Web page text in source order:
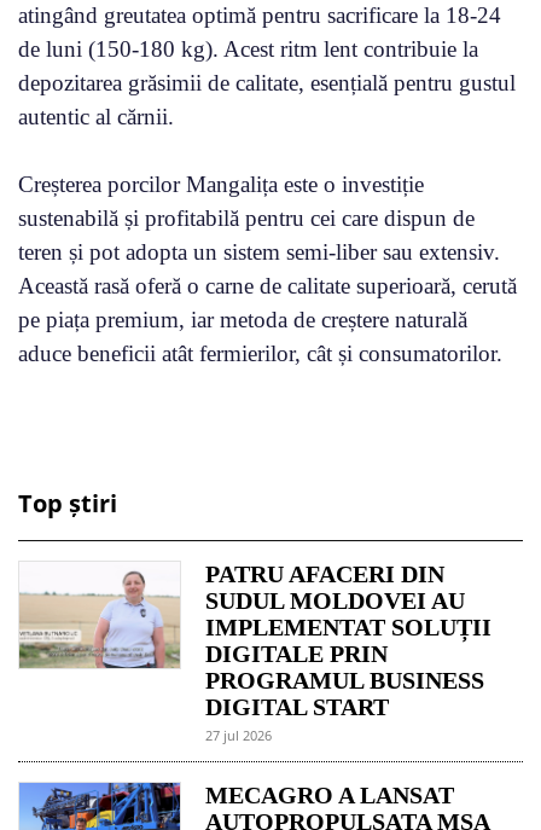
atingând greutatea optimă pentru sacrificare la 18-24
de luni (150-180 kg). Acest ritm lent contribuie la
depozitarea grăsimii de calitate, esențială pentru gustul
autentic al cărnii.
Creșterea porcilor Mangalița este o investiție
sustenabilă și profitabilă pentru cei care dispun de
teren și pot adopta un sistem semi-liber sau extensiv.
Această rasă oferă o carne de calitate superioară, cerută
pe piața premium, iar metoda de creștere naturală
aduce beneficii atât fermierilor, cât și consumatorilor.
Top știri
PATRU AFACERI DIN
SUDUL MOLDOVEI AU
IMPLEMENTAT SOLUȚII
DIGITALE PRIN
PROGRAMUL BUSINESS
DIGITAL START
27 jul 2026
MECAGRO A LANSAT
AUTOPROPULSATA MSA